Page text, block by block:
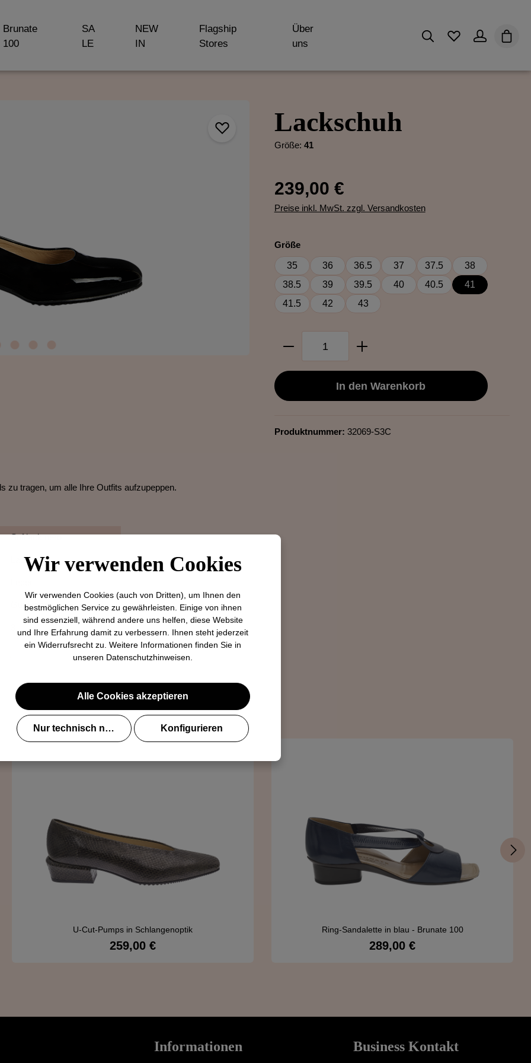
Brunate
100
SA
LE
NEW
IN
Flagship
Stores
Über
uns
Du hast 0
Lackschuh
Größe: 41
239,00 €
Preise inkl. MwSt. zzgl. Versandkosten
Größeauswählen
35 36 36.5 37 37.5
38
38.5
39 39.5 40 40.5
41
41.5
42 43
Produkt Anzahl: Gib den gewünschten
In den Warenkorb
Produktnummer: 32069-S3C
zu tragen, um alle Ihre Outfits aufzupeppen.
Softlack nero
Lackleder
Gummisohle
U-Cut-Pumps in Schlangenoptik
Regulärer Preis:
259,00 €
Ring-Sandalette in blau - Brunate 100
Regulärer Preis:
289,00 €
Informationen Business Kontakt
Wir verwenden Cookies
Wir verwenden Cookies (auch von Dritten), um Ihnen den
bestmöglichen Service zu gewährleisten. Einige von ihnen
sind essenziell, während andere uns helfen, diese Website
und Ihre Erfahrung damit zu verbessern. Ihnen steht jederzeit
ein Widerrufsrecht zu. Weitere Informationen finden Sie in
unseren Datenschutzhinweisen
Alle Cookies akzeptieren
Nur technisch notwendige Konfigurieren